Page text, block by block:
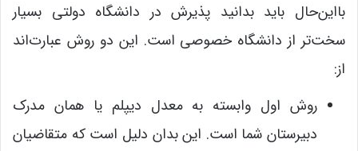
بااین‌حال باید بدانید پذیرش در دانشگاه دولتی بسیار
سخت‌تر از دانشگاه خصوصی است. این دو روش عبارت‌اند
از:
روش اول وابسته به معدل دیپلم یا همان مدرک
دبیرستان شما است. این بدان دلیل است که متقاضیان